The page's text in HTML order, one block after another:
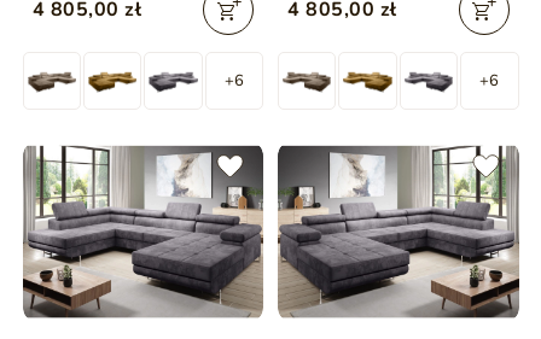
Brązowy
4 805,00 zł
+6
4 805,00 zł
+6